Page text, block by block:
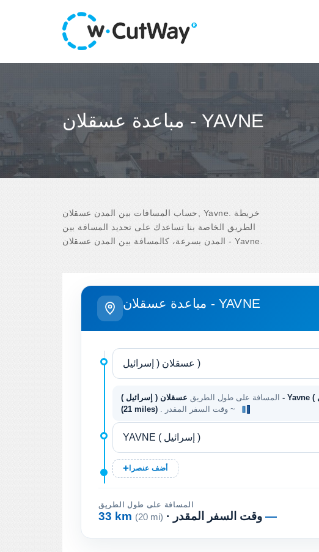
مباعدة عسقلان - YAVNE
حساب المسافات بين المدن عسقلان, Yavne. خريطة
الطريق الخاصة بنا تساعدك على تحديد المسافة بين
المدن بسرعة، كالمسافة بين المدن عسقلان - Yavne.
مباعدة عسقلان - YAVNE
المسافة على طول الطريق
(21 miles)
. وقت السفر المقدر ~
أضف عنصرا
المسافة على طول الطريق
33 km (20 mi) —